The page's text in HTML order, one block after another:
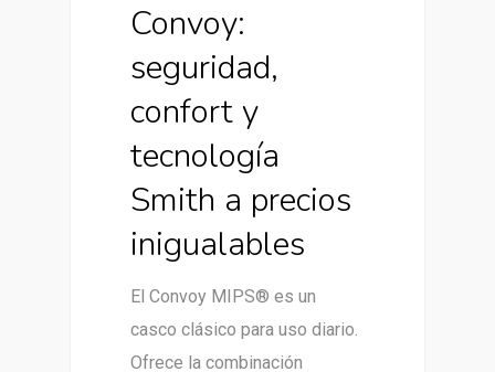
Convoy:
seguridad,
confort y
tecnología
Smith a precios
inigualables
El Convoy MIPS® es un
casco clásico para uso diario.
Ofrece la combinación